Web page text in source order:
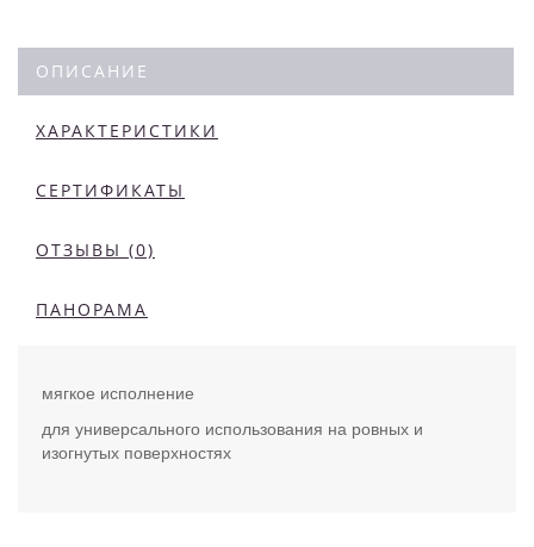
ОПИСАНИЕ
ХАРАКТЕРИСТИКИ
СЕРТИФИКАТЫ
ОТЗЫВЫ (0)
ПАНОРАМА
мягкое исполнение
для универсального использования на ровных и
изогнутых поверхностях